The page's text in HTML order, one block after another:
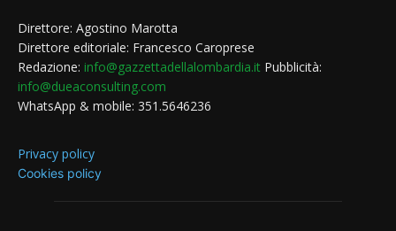
Direttore: Agostino Marotta
Direttore editoriale: Francesco Caroprese
Redazione: info@gazzettadellalombardia.it Pubblicità:
info@dueaconsulting.com
WhatsApp & mobile: 351.5646236
Privacy policy
Cookies policy